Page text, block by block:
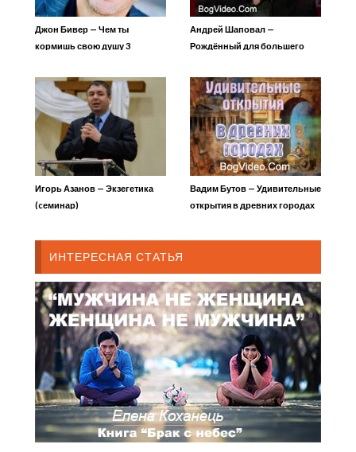
Джон Бивер — Чем ты
кормишь свою душу 3
Андрей Шаповал —
Рождённый для большего
Игорь Азанов — Экзегетика
(cеминар)
Вадим Бутов — Удивительные
открытия в древних городах
ИНТЕРЕСНАЯ СТАТЬЯ